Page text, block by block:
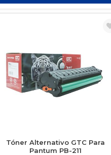
Tóner Alternativo GTC Para
Pantum PB-211